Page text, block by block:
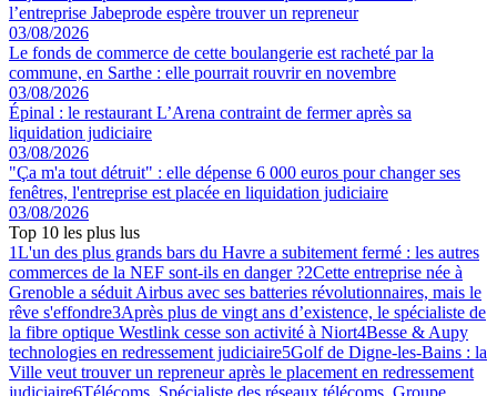
l’entreprise Jabeprode espère trouver un repreneur
03/08/2026
Le fonds de commerce de cette boulangerie est racheté par la
commune, en Sarthe : elle pourrait rouvrir en novembre
03/08/2026
Épinal : le restaurant L’Arena contraint de fermer après sa
liquidation judiciaire
03/08/2026
"Ça m'a tout détruit" : elle dépense 6 000 euros pour changer ses
fenêtres, l'entreprise est placée en liquidation judiciaire
03/08/2026
Top 10 les plus lus
1L'un des plus grands bars du Havre a subitement fermé : les autres
commerces de la NEF sont-ils en danger ?2Cette entreprise née à
Grenoble a séduit Airbus avec ses batteries révolutionnaires, mais le
rêve s'effondre3Après plus de vingt ans d’existence, le spécialiste de
la fibre optique Westlink cesse son activité à Niort4Besse & Aupy
technologies en redressement judiciaire5Golf de Digne-les-Bains : la
Ville veut trouver un repreneur après le placement en redressement
judiciaire6Télécoms. Spécialiste des réseaux télécoms, Groupe